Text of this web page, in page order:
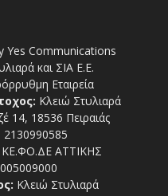
Yes Communications
και ΣΙΑ Ε.Ε.
Εταιρεία
Κλειώ Στυλιαρά
14, 18536 Πειραιάς
2130990585
ΚΕ.ΦΟ.ΔΕ ΑΤΤΙΚΗΣ
Κλειώ Στυλιαρά